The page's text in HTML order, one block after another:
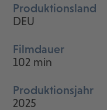
Produktionsland
DEU
Filmdauer
102 min
Produktionsjahr
2025